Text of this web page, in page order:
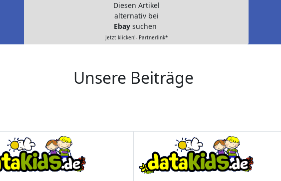
Diesen Artikel
alternativ bei
Ebay suchen
Jetzt klicken!- Partnerlink*
Unsere Beiträge